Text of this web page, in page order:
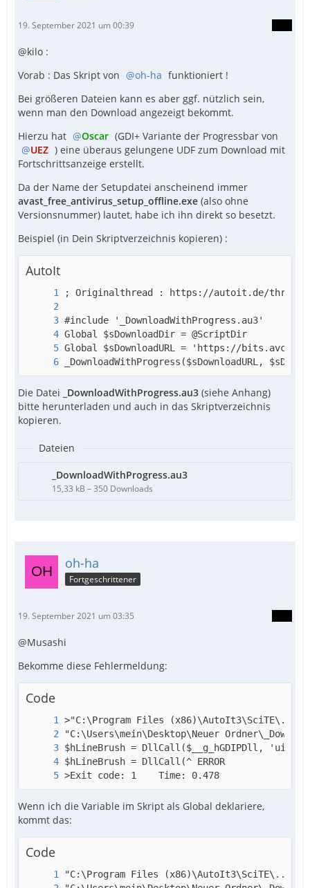
EndFunc   ;==>Example
19. September 2021 um 00:39
@kilo :
Vorab : Das Skript von
oh-ha funktioniert !
Bei größeren Dateien kann es aber ggf. nützlich sein,
wenn man den Download angezeigt bekommt.
Hierzu hat
Oscar (GDI+ Variante der Progressbar von
UEZ ) eine überaus gelungene UDF zum Download mit
Fortschrittsanzeige erstellt.
Da der Name der Setupdatei anscheinend immer
avast_free_antivirus_setup_offline.exe (also ohne
Versionsnummer) lautet, habe ich ihn direkt so besetzt.
Beispiel (in Dein Skriptverzeichnis kopieren) :
AutoIt
_DownloadWithProgress($sDownloadURL,
Die Datei _DownloadWithProgress.au3 (siehe Anhang)
bitte herunterladen und auch in das Skriptverzeichnis
kopieren.
Dateien
_DownloadWithProgress.au3
15,33 kB – 350 Downloads
oh-ha
Fortgeschrittener
19. September 2021 um 03:35
@Musashi
Bekomme diese Fehlermeldung:
Code
>Exit code: 1    Time: 0.478
Wenn ich die Variable im Skript als Global deklariere,
kommt das:
Code